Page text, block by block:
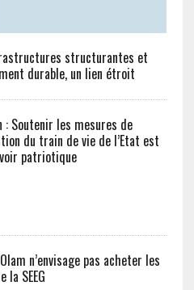
structurantes et
durable, un lien étroit
: Soutenir les mesures de
du train de vie de l’Etat est
patriotique
n’envisage pas acheter les
la SEEG